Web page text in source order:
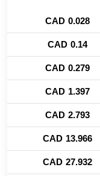
0.028 CAD
0.14 CAD
0.279 CAD
1.397 CAD
2.793 CAD
13.966 CAD
27.932 CAD